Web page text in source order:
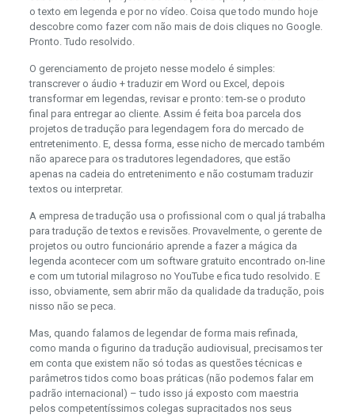
o texto em legenda e por no vídeo. Coisa que todo mundo hoje
descobre como fazer com não mais de dois cliques no Google.
Pronto. Tudo resolvido.
O gerenciamento de projeto nesse modelo é simples:
transcrever o áudio + traduzir em Word ou Excel, depois
transformar em legendas, revisar e pronto: tem-se o produto
final para entregar ao cliente. Assim é feita boa parcela dos
projetos de tradução para legendagem fora do mercado de
entretenimento. E, dessa forma, esse nicho de mercado também
não aparece para os tradutores legendadores, que estão
apenas na cadeia do entretenimento e não costumam traduzir
textos ou interpretar.
A empresa de tradução usa o profissional com o qual já trabalha
para tradução de textos e revisões. Provavelmente, o gerente de
projetos ou outro funcionário aprende a fazer a mágica da
legenda acontecer com um software gratuito encontrado on-line
e com um tutorial milagroso no YouTube e fica tudo resolvido. E
isso, obviamente, sem abrir mão da qualidade da tradução, pois
nisso não se peca.
Mas, quando falamos de legendar de forma mais refinada,
como manda o figurino da tradução audiovisual, precisamos ter
em conta que existem não só todas as questões técnicas e
parâmetros tidos como boas práticas (não podemos falar em
padrão internacional) – tudo isso já exposto com maestria
pelos competentíssimos colegas supracitados nos seus